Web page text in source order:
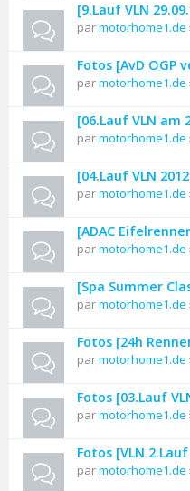
[9.Lauf VLN
parmotorhome1.de
Fotos [AvD OGP
parmotorhome1.de
[06.Lauf VLN am
parmotorhome1.de
[04.Lauf VLN
parmotorhome1.de
[ADAC
parmotorhome1.de
[Spa Summer
parmotorhome1.de
Fotos [24h
parmotorhome1.de
Fotos [03.Lauf
parmotorhome1.de
Fotos [VLN
parmotorhome1.de